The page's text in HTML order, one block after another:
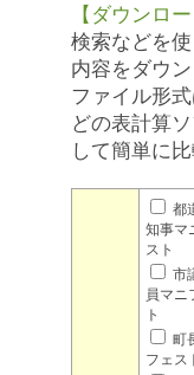
【ダウンロー
検索などを
内容をダウン
ファイル形
どの表計算
して簡単に
都
知事マ
スト
市
員マニ
ト
町
フェス